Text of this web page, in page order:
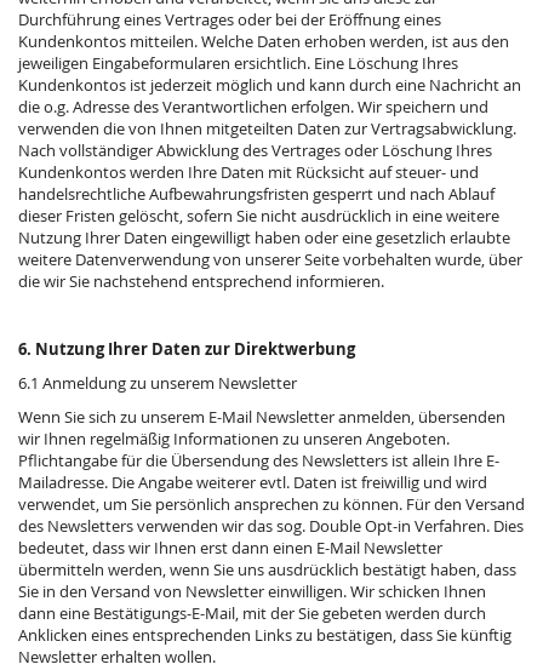
Durchführung eines Vertrages oder bei der Eröffnung eines
Kundenkontos mitteilen. Welche Daten erhoben werden, ist aus den
jeweiligen Eingabeformularen ersichtlich. Eine Löschung Ihres
Kundenkontos ist jederzeit möglich und kann durch eine Nachricht an
die o.g. Adresse des Verantwortlichen erfolgen. Wir speichern und
verwenden die von Ihnen mitgeteilten Daten zur Vertragsabwicklung.
Nach vollständiger Abwicklung des Vertrages oder Löschung Ihres
Kundenkontos werden Ihre Daten mit Rücksicht auf steuer- und
handelsrechtliche Aufbewahrungsfristen gesperrt und nach Ablauf
dieser Fristen gelöscht, sofern Sie nicht ausdrücklich in eine weitere
Nutzung Ihrer Daten eingewilligt haben oder eine gesetzlich erlaubte
weitere Datenverwendung von unserer Seite vorbehalten wurde, über
die wir Sie nachstehend entsprechend informieren.
6. Nutzung Ihrer Daten zur Direktwerbung
6.1 Anmeldung zu unserem Newsletter
Wenn Sie sich zu unserem E-Mail Newsletter anmelden, übersenden
wir Ihnen regelmäßig Informationen zu unseren Angeboten.
Pflichtangabe für die Übersendung des Newsletters ist allein Ihre E-
Mailadresse. Die Angabe weiterer evtl. Daten ist freiwillig und wird
verwendet, um Sie persönlich ansprechen zu können. Für den Versand
des Newsletters verwenden wir das sog. Double Opt-in Verfahren. Dies
bedeutet, dass wir Ihnen erst dann einen E-Mail Newsletter
übermitteln werden, wenn Sie uns ausdrücklich bestätigt haben, dass
Sie in den Versand von Newsletter einwilligen. Wir schicken Ihnen
dann eine Bestätigungs-E-Mail, mit der Sie gebeten werden durch
Anklicken eines entsprechenden Links zu bestätigen, dass Sie künftig
Newsletter erhalten wollen.